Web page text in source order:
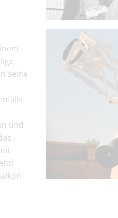
seine
und